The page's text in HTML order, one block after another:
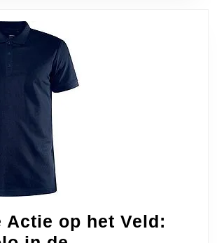
Actie op het Veld: